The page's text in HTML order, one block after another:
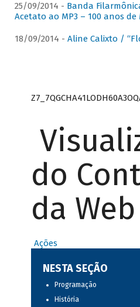
25/09/2014 - Banda
Acetato ao MP3 – 100 anos
18/09/2014 - Aline Calixto /
do
da Web
Ações
NESTA SEÇÃO
Programação
História